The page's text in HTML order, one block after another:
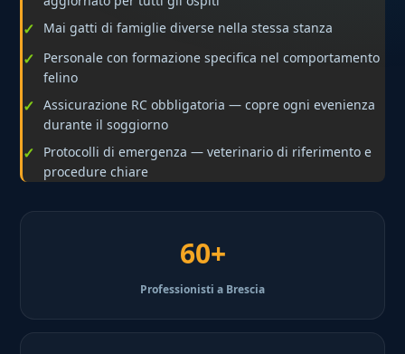
Mai gatti di famiglie diverse nella stessa stanza
Personale con formazione specifica nel comportamento
felino
Assicurazione RC obbligatoria — copre ogni evenienza
durante il soggiorno
Protocolli di emergenza — veterinario di riferimento e
procedure chiare
60+
Professionisti a Brescia